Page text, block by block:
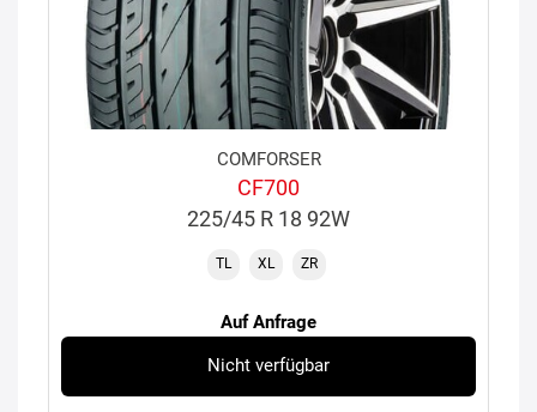
COMFORSER
CF700
225/45 R 18 92W
TL XL ZR
Auf Anfrage
Nicht verfügbar